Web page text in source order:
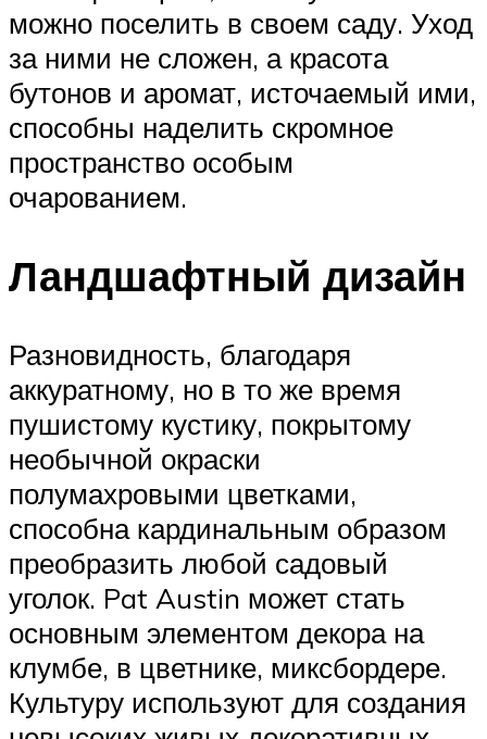
можно поселить в своем саду. Уход
за ними не сложен, а красота
бутонов и аромат, источаемый ими,
способны наделить скромное
пространство особым
очарованием.
Ландшафтный дизайн
Разновидность, благодаря
аккуратному, но в то же время
пушистому кустику, покрытому
необычной окраски
полумахровыми цветками,
способна кардинальным образом
преобразить любой садовый
уголок. Pat Austin может стать
основным элементом декора на
клумбе, в цветнике, миксбордере.
Культуру используют для создания